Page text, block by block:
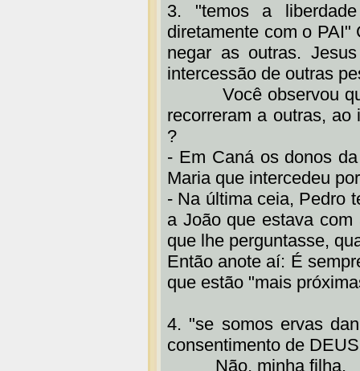
3. "temos a
diretamente com o PAI"
negar as outras.
intercessão de outras
Você observou
recorreram a outras,
?
- Em Caná os donos
Maria que intercedeu
- Na última ceia, Pedro
a João que estava
que lhe perguntasse,
Então anote aí: É
que estão "mais
4. "se somos ervas
consentimento de
Não, minha filha,